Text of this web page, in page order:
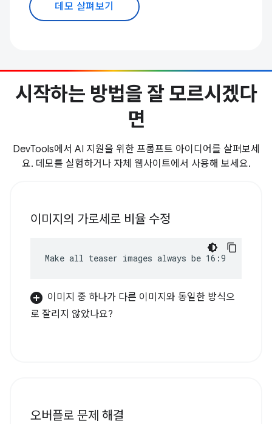
데모 살펴보기
시작하는 방법을 잘 모르시겠다
면
DevTools에서 AI 지원을 위한 프롬프트 아이디어를 살펴보세
요. 데모를 실험하거나 자체 웹사이트에서 사용해 보세요.
이미지의 가로세로 비율 수정
Make all teaser images always be 16:9
이미지 중 하나가 다른 이미지와 동일한 방식으
로 잘리지 않았나요?
오버플로 문제 해결